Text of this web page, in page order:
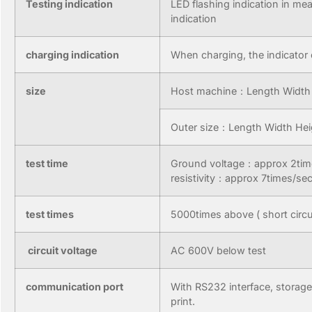
Testing indication
LED flashing indication in
indication
charging indication When charging, the
size Host machine：Length
Outer size：Length Width
test time
Ground voltage：approx
resistivity：approx 7times/sec
test times 5000times above ( short
circuit voltage AC 600V below test
communication port
With RS232 interface,
print.